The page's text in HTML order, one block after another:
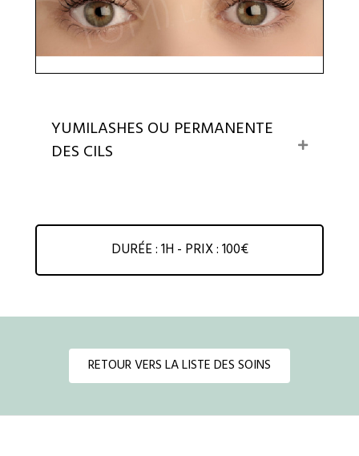
YUMILASHES OU PERMANENTE
DES CILS
E
d
DURÉE : 1H - PRIX : 100€
RETOUR VERS LA LISTE DES SOINS